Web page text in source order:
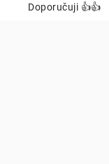
Doporučuji 👍👍